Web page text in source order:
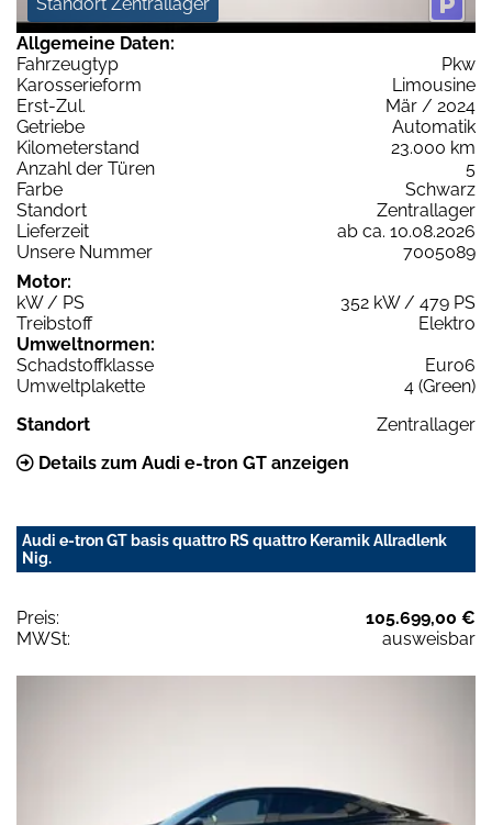
Allgemeine Daten:
Fahrzeugtyp
Pkw
Karosserieform
Limousine
Erst-Zul.
Mär / 2024
Getriebe
Automatik
Kilometerstand
23.000 km
Anzahl der Türen
5
Farbe
Schwarz
Standort
Zentrallager
Lieferzeit
ab ca. 10.08.2026
Unsere Nummer
7005089
Motor:
kW / PS
352 kW / 479 PS
Treibstoff
Elektro
Umweltnormen:
Schadstoffklasse
Euro6
Umweltplakette
4 (Green)
Standort
Zentrallager
Details zum Audi e-tron GT anzeigen
Audi e-tron GT basis quattro RS quattro Keramik Allradlenk
Nig.
Preis:
105.699,00 €
MWSt:
ausweisbar